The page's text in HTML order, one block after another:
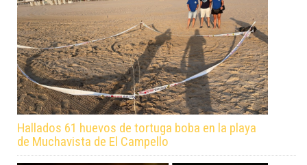
Hallados 61 huevos de tortuga boba en la playa
de Muchavista de El Campello